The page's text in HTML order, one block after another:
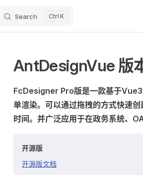
Search K
AntDesignVue 版
FcDesigner Pro版是一款基于
单渲染。可以通过拖拽的方式快速
时间。并广泛应用于在政务系统、
开源版
开源版文档